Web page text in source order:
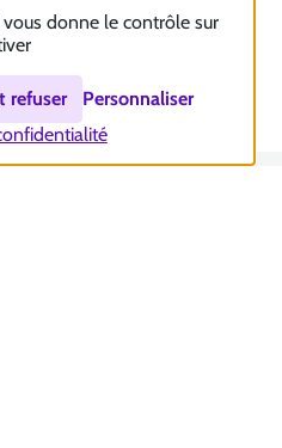
donne le contrôle sur
refuser
Personnaliser